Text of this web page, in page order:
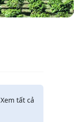
Xem tất cả